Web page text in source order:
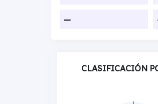
—
CLASIFICACIÓN